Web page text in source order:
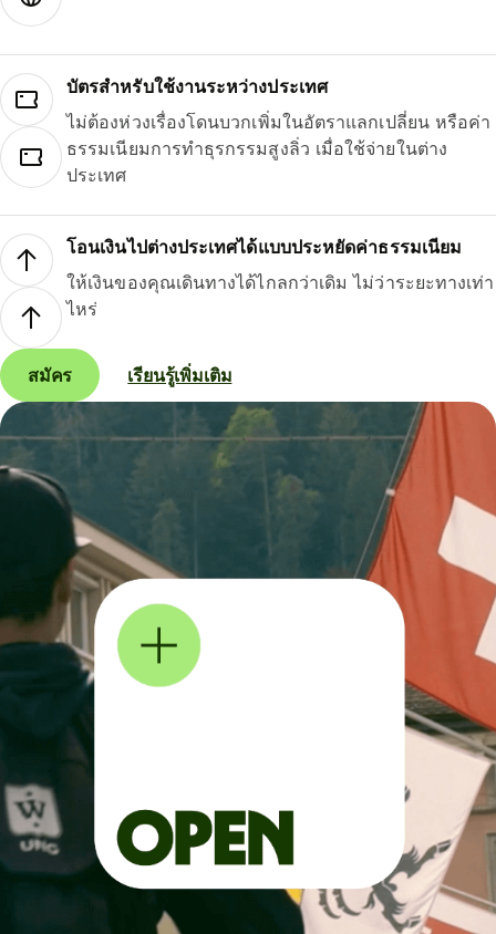
บัตรสำหรับใช้งานระหว่างประเทศ
ไม่ต้องห่วงเรื่องโดนบวกเพิ่มในอัตราแลกเปลี่ยน หรือค่า
ธรรมเนียมการทำธุรกรรมสูงลิ่ว เมื่อใช้จ่ายในต่าง
ประเทศ
โอนเงินไปต่างประเทศได้แบบประหยัดค่าธรรมเนียม
ให้เงินของคุณเดินทางได้ไกลกว่าเดิม ไม่ว่าระยะทางเท่า
ไหร่
สมัคร เรียนรู้เพิ่มเติม